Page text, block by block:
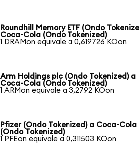
Roundhill Memory ETF (Ondo
Coca-Cola (Ondo Tokenized)
1 DRAMon equivale a 0,619726 KOon
Arm Holdings plc (Ondo Tokenized) a
Coca-Cola (Ondo Tokenized)
1 ARMon equivale a 3,2792 KOon
Pfizer (Ondo Tokenized) a Coca-Cola
(Ondo Tokenized)
1 PFEon equivale a 0,311503 KOon